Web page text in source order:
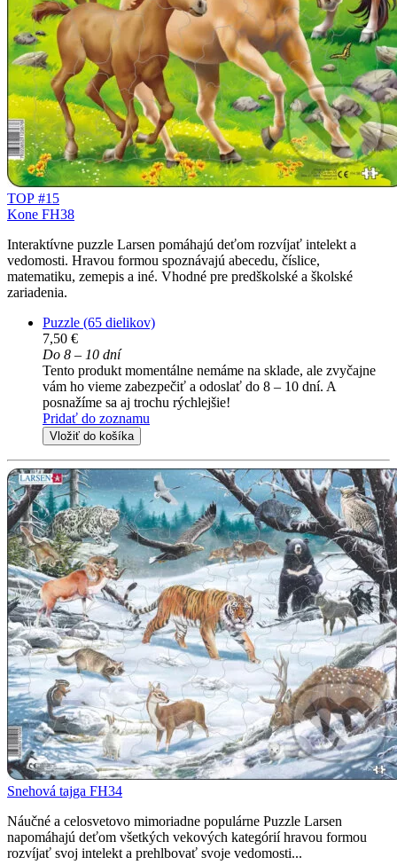
TOP #15
Kone FH38
Interaktívne puzzle Larsen pomáhajú deťom rozvíjať intelekt a
vedomosti. Hravou formou spoznávajú abecedu, číslice,
matematiku, zemepis a iné. Vhodné pre predškolské a školské
zariadenia.
Puzzle (65 dielikov)
7,50 €
Do 8 – 10 dní
Tento produkt momentálne nemáme na sklade, ale zvyčajne
vám ho vieme zabezpečiť a odoslať do 8 – 10 dní. A
posnažíme sa aj trochu rýchlejšie!
Pridať do zoznamu
Vložiť do košíka
Snehová tajga FH34
Náučné a celosvetovo mimoriadne populárne Puzzle Larsen
napomáhajú deťom všetkých vekových kategórií hravou formou
rozvíjať svoj intelekt a prehlbovať svoje vedomosti...